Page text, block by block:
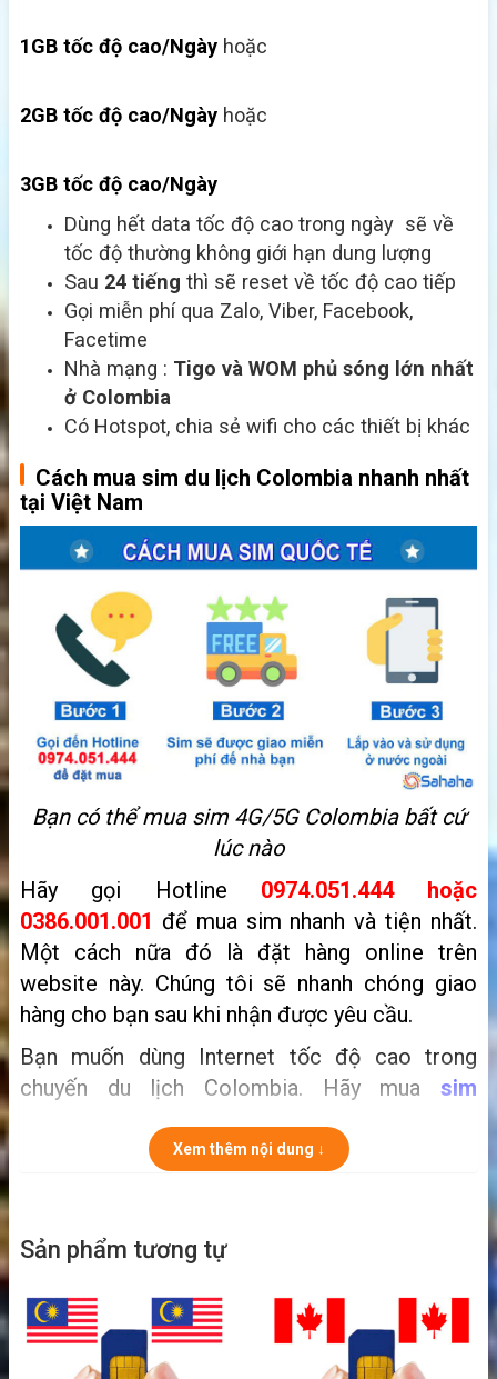
1GB tốc độ cao/Ngày hoặc
2GB tốc độ cao/Ngày hoặc
3GB tốc độ cao/Ngày
Dùng hết data tốc độ cao trong ngày sẽ về
tốc độ thường không giới hạn dung lượng
Sau 24 tiếng thì sẽ reset về tốc độ cao tiếp
Gọi miễn phí qua Zalo, Viber, Facebook,
Facetime
Nhà mạng : Tigo và WOM phủ sóng lớn nhất
ở Colombia
Có Hotspot, chia sẻ wifi cho các thiết bị khác
Cách mua sim du lịch Colombia nhanh nhất
tại Việt Nam
Bạn có thể mua sim 4G/5G Colombia bất cứ
lúc nào
Hãy gọi Hotline 0974.051.444 hoặc
0386.001.001 để mua sim nhanh và tiện nhất.
Một cách nữa đó là đặt hàng online trên
website này. Chúng tôi sẽ nhanh chóng giao
hàng cho bạn sau khi nhận được yêu cầu.
Bạn muốn dùng Internet tốc độ cao trong
chuyến du lịch Colombia. Hãy mua sim
dung lượng tốc độ cao bạn sẽ thoải mái vào
đây nhé!
Xem thêm nội dung ↓
Sản phẩm tương tự